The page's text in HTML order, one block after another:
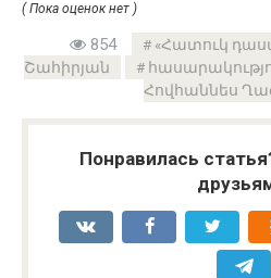
( Пока оценок нет )
854 «Հատուկ
Շահիրյան
Հովհաննես
Понравилась